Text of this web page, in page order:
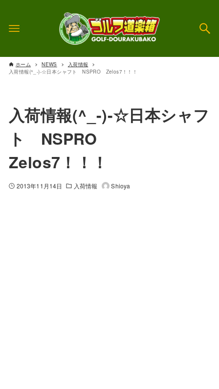
ホーム NEWS
入荷情報
入荷情報(^_-)-☆日本シャフト NSPRO Zelos7！！！
入荷情報(^_-)-☆日本シャフ
ト NSPRO
Zelos7！！！
2013年11月14日 入荷情報 Shioya